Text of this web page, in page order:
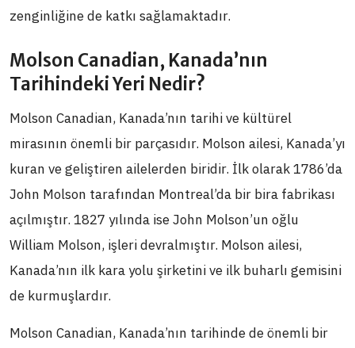
zenginliğine de katkı sağlamaktadır.
Molson Canadian, Kanada’nın
Tarihindeki Yeri Nedir?
Molson Canadian, Kanada’nın tarihi ve kültürel
mirasının önemli bir parçasıdır. Molson ailesi, Kanada’yı
kuran ve geliştiren ailelerden biridir. İlk olarak 1786’da
John Molson tarafından Montreal’da bir bira fabrikası
açılmıştır. 1827 yılında ise John Molson’un oğlu
William Molson, işleri devralmıştır. Molson ailesi,
Kanada’nın ilk kara yolu şirketini ve ilk buharlı gemisini
de kurmuşlardır.
Molson Canadian, Kanada’nın tarihinde de önemli bir